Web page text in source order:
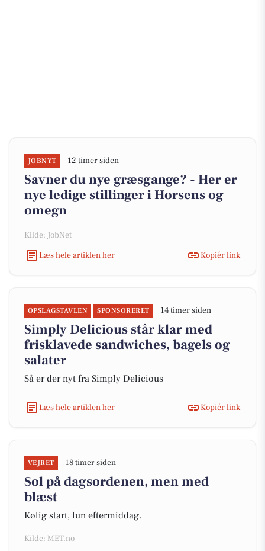
JOBNYT 12 timer siden
Savner du nye græsgange? - Her er
nye ledige stillinger i Horsens og
omegn
Kilde: JobNet
Læs hele artiklen her
Kopiér link
OPSLAGSTAVLEN SPONSORERET 14 timer siden
Simply Delicious står klar med
frisklavede sandwiches, bagels og
salater
Så er der nyt fra Simply Delicious
Læs hele artiklen her Kopiér link
VEJRET 18 timer siden
Sol på dagsordenen, men med
blæst
Kølig start, lun eftermiddag.
Kilde: MET.no